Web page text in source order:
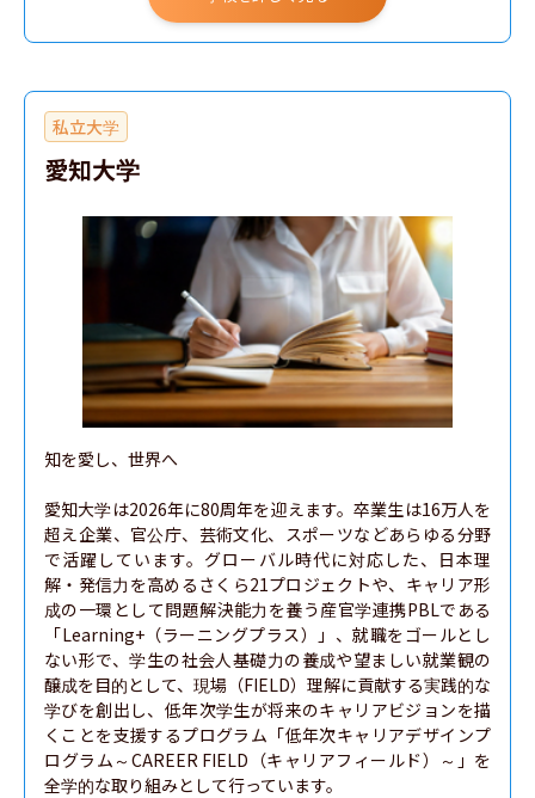
私立大学
愛知大学
知を愛し、世界へ
愛知大学は2026年に80周年を迎えます。卒業生は16万人を
超え企業、官公庁、芸術文化、スポーツなどあらゆる分野
で活躍しています。グローバル時代に対応した、日本理
解・発信力を高めるさくら21プロジェクトや、キャリア形
成の一環として問題解決能力を養う産官学連携PBLである
「Learning+（ラーニングプラス）」、就職をゴールとし
ない形で、学生の社会人基礎力の養成や望ましい就業観の
醸成を目的として、現場（FIELD）理解に貢献する実践的な
学びを創出し、低年次学生が将来のキャリアビジョンを描
くことを支援するプログラム「低年次キャリアデザインプ
ログラム～CAREER FIELD（キャリアフィールド）～」を
全学的な取り組みとして行っています。